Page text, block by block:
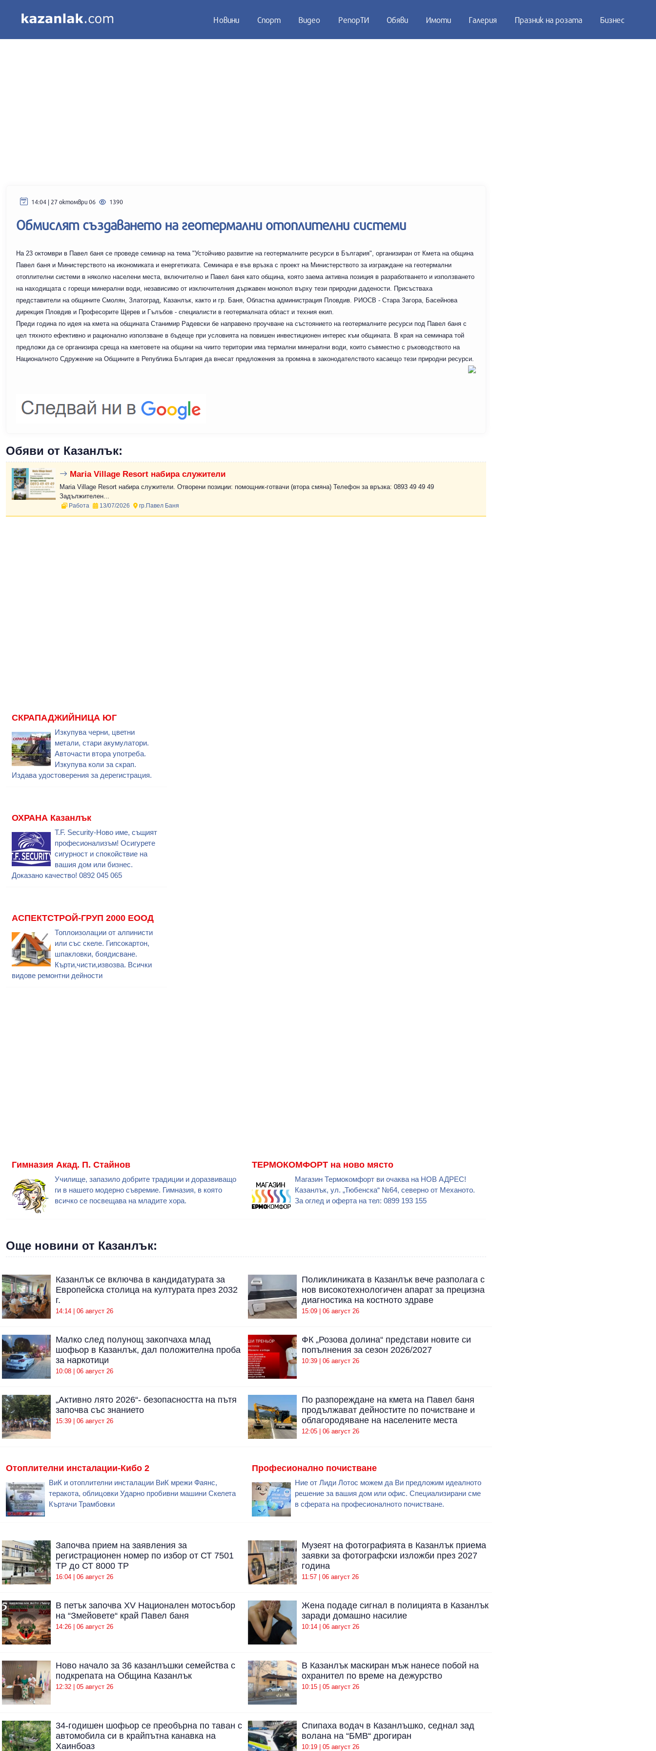
Новини Спорт Видео РепорТИ Обяви Имоти Галерия Празник на розата Бизнес
14:04 | 27 октомври 06 1390
Обмислят създаването на геотермални отоплителни системи
На 23 октомври в Павел баня се проведе семинар на тема "Устойчиво развитие на геотермалните ресурси в България", организиран от Кмета на община
Павел баня и Министерството на икономиката и енергетиката. Семинара е във връзка с проект на Министерството за изграждане на геотермални
отоплителни системи в няколко населени места, включително и Павел баня като община, която заема активна позиция в разработването и използването
на находищата с горещи минерални води, независимо от изключителния държавен монопол върху тези природни дадености. Присъстваха
представители на общините Смолян, Златоград, Казанлък, както и гр. Баня, Областна администрация Пловдив. РИОСВ - Стара Загора, Басейнова
дирекция Пловдив и Професорите Щерев и Гълъбов - специалисти в геотермалната област и техния екип.
Преди година по идея на кмета на общината Станимир Радевски бе направено проучване на състоянието на геотермалните ресурси под Павел баня с
цел тяхното ефективно и рационално използване в бъдеще при условията на повишен инвестиционен интерес към общината. В края на семинара той
предложи да се организира среща на кметовете на общини на чиито територии има термални минерални води, които съвместно с ръководството на
Националното Сдружение на Общините в Република България да внесат предложения за промяна в законодателството касаещо тези природни ресурси.
Обяви от Казанлък:
Maria Village Resort набира служители
Maria Village Resort набира служители. Отворени позиции: помощник-готвачи (втора смяна) Телефон за връзка: 0893 49 49 49
Задължителен...
Работа 13/07/2026 гр.Павел Баня
СКРАПАДЖИЙНИЦА ЮГ
Изкупува черни, цветни
метали, стари акумулатори.
Авточасти втора употреба.
Изкупува коли за скрап.
Издава удостоверения за дерегистрация.
ОХРАНА Казанлък
T.F. Security-Ново име, същият
професионализъм! Осигурете
сигурност и спокойствие на
вашия дом или бизнес.
Доказано качество! 0892 045 065
АСПЕКТСТРОЙ-ГРУП 2000 ЕООД
Топлоизолации от алпинисти
или със скеле. Гипсокартон,
шпакловки, боядисване.
Кърти,чисти,извозва. Всички
видове ремонтни дейности
Гимназия Акад. П. Стайнов
Училище, запазило добрите традиции и доразвиващо
ги в нашето модерно съвремие. Гимназия, в която
всичко се посвещава на младите хора.
ТЕРМОКОМФОРТ на ново място
Магазин Термокомфорт ви очаква на НОВ АДРЕС!
Казанлък, ул. „Тюбенска“ №64, северно от Механото.
За оглед и оферта на тел: 0899 193 155
Още новини от Казанлък:
Казанлък се включва в кандидатурата за
Европейска столица на културата през 2032
г.
14:14 | 06 август 26
Поликлиниката в Казанлък вече разполага с
нов високотехнологичен апарат за прецизна
диагностика на костното здраве
15:09 | 06 август 26
Малко след полунощ закопчаха млад
шофьор в Казанлък, дал положителна проба
за наркотици
10:08 | 06 август 26
ФК „Розова долина“ представи новите си
попълнения за сезон 2026/2027
10:39 | 06 август 26
„Активно лято 2026“- безопасността на пътя
започва със знанието
15:39 | 06 август 26
По разпореждане на кмета на Павел баня
продължават дейностите по почистване и
облагородяване на населените места
12:05 | 06 август 26
Отоплителни инсталации-Кибо 2
ВиК и отоплителни инсталации ВиК мрежи Фаянс,
теракота, облицовки Ударно пробивни машини Скелета
Къртачи Трамбовки
Професионално почистване
Ние от Лиди Лотос можем да Ви предложим идеалното
решение за вашия дом или офис. Специализирани сме
в сферата на професионалното почистване.
Започва прием на заявления за
регистрационен номер по избор от СТ 7501
ТР до СТ 8000 ТР
16:04 | 06 август 26
Музеят на фотографията в Казанлък приема
заявки за фотографски изложби през 2027
година
11:57 | 06 август 26
В петък започва XV Национален мотосъбор
на “Змейовете“ край Павел баня
14:26 | 06 август 26
Жена подаде сигнал в полицията в Казанлък
заради домашно насилие
10:14 | 06 август 26
Ново начало за 36 казанлъшки семейства с
подкрепата на Община Казанлък
12:32 | 05 август 26
В Казанлък маскиран мъж нанесе побой на
охранител по време на дежурство
10:15 | 05 август 26
34-годишен шофьор се преобърна по таван с
автомобила си в крайпътна канавка на
Хаинбоаз
Спипаха водач в Казанлъшко, седнал зад
волана на “БМВ“ дрогиран
10:19 | 05 август 26